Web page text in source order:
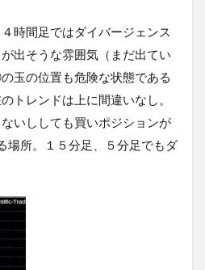
時間足ではダイバージェンス
出そうな雰囲気（まだ出てい
玉の位置も危険な状態である
トレンドは上に間違いなし。
いししても買いポジションが
場所。１５分足、５分足でもダ